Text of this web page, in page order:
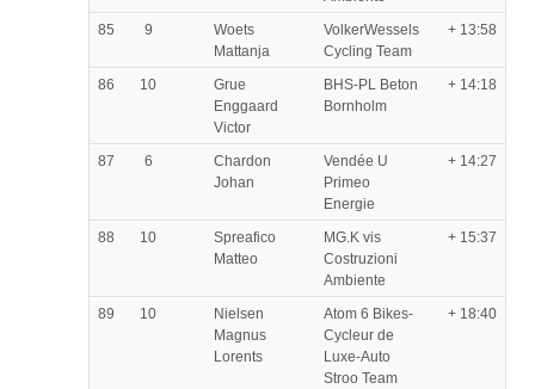
85 9
Woets
Mattanja
VolkerWessels
Cycling Team
+ 13:58
86 10
Grue
Enggaard
Victor
BHS-PL Beton
Bornholm
+ 14:18
87 6
Chardon
Johan
Vendée U
Primeo
Energie
+ 14:27
88 10
Spreafico
Matteo
MG.K vis
Costruzioni
Ambiente
+ 15:37
89 10
Nielsen
Magnus
Lorents
Atom 6 Bikes-
Cycleur de
Luxe-Auto
Stroo Team
+ 18:40